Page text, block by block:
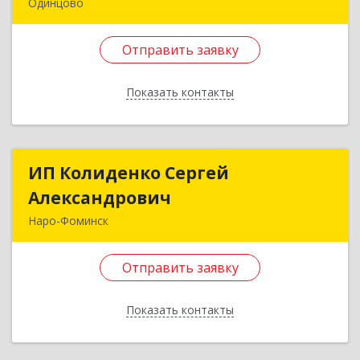
Отправить заявку
Показать контакты
Одинцово г, Можайское ш, дом № 119, этаж 2
ИП Колиденко Сергей
Александрович
Наро-Фоминск
Отправить заявку
Показать контакты
ИП Колиденко Сергей
Наро-Фоминск г, Маршала Жукова Г.К. ул, дом